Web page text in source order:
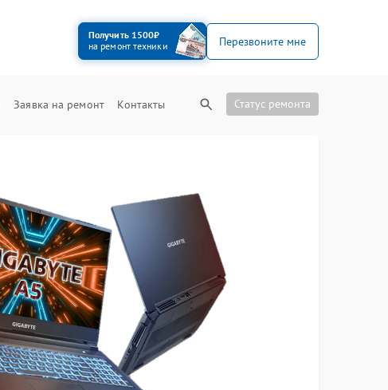
Получить 1500₽
на ремонт техники
Перезвоните мне
Заявка на ремонт Контакты Статус ремонта